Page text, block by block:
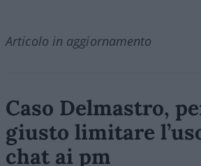
Articolo in aggiornamento
Caso Delmastro,
giusto limitare
chat ai pm